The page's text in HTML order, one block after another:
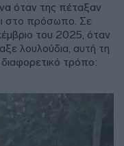
όταν της πέταξαν
στο πρόσωπο. Σε
του 2025, όταν
λουλούδια, αυτή τη
τρόπο: